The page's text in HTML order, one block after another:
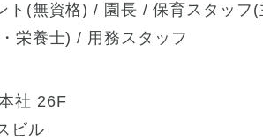
ト(無資格) / 園長 / 保育スタッフ
栄養士) / 用務スタッフ
社 26F
ビル